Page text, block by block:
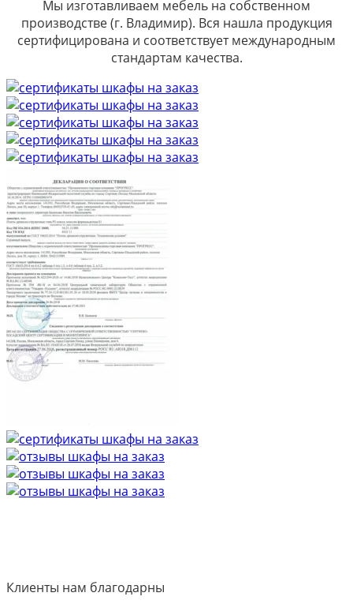
Мы изготавливаем мебель на собственном
производстве (г. Владимир). Вся нашла продукция
сертифицирована и соответствует международным
стандартам качества.
Клиенты нам благодарны